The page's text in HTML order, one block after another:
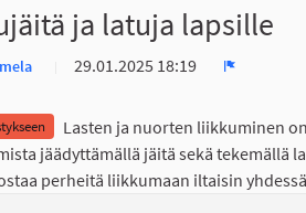
ja latuja lapsille
29.01.2025 18:19
Lasten ja nuorten liikkuminen
jäädyttämällä jäitä sekä tekemällä
perheitä liikkumaan iltaisin